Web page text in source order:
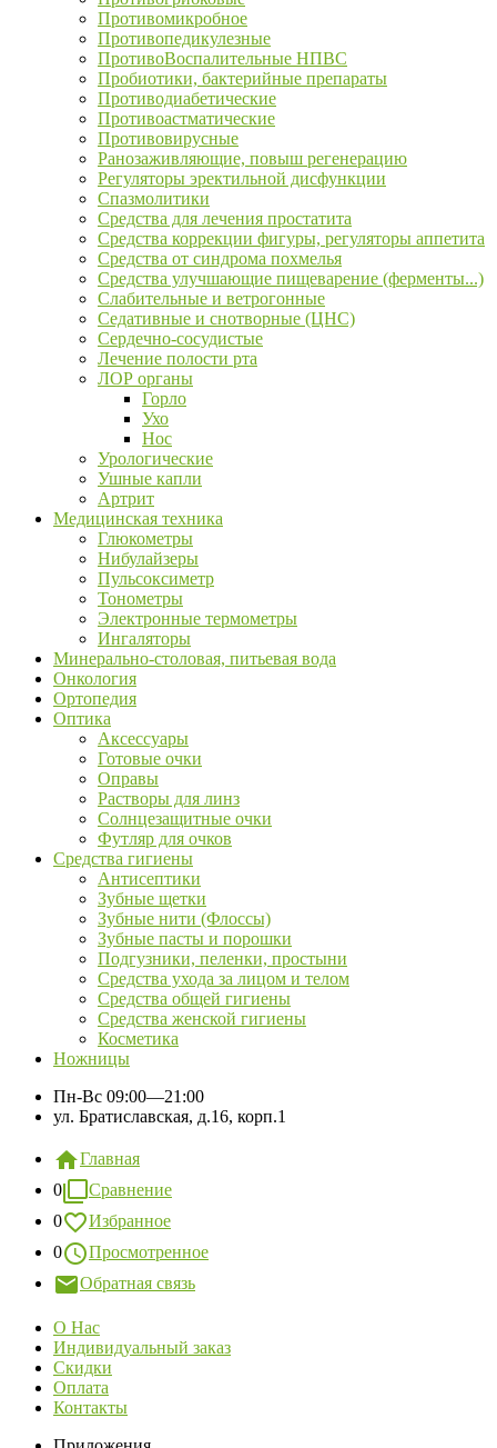
Противомикробное
Противопедикулезные
ПротивоВоспалительные НПВС
Пробиотики, бактерийные препараты
Противодиабетические
Противоастматические
Противовирусные
Ранозаживляющие, повыш регенерацию
Регуляторы эректильной дисфункции
Спазмолитики
Средства для лечения простатита
Средства коррекции фигуры, регуляторы аппетита
Средства от синдрома похмелья
Средства улучшающие пищеварение (ферменты...)
Слабительные и ветрогонные
Седативные и снотворные (ЦНС)
Сердечно-сосудистые
Лечение полости рта
ЛОР органы
Горло
Ухо
Нос
Урологические
Ушные капли
Артрит
Медицинская техника
Глюкометры
Нибулайзеры
Пульсоксиметр
Тонометры
Электронные термометры
Ингаляторы
Минерально-столовая, питьевая вода
Онкология
Ортопедия
Оптика
Аксессуары
Готовые очки
Оправы
Растворы для линз
Солнцезащитные очки
Футляр для очков
Средства гигиены
Антисептики
Зубные щетки
Зубные нити (Флоссы)
Зубные пасты и порошки
Подгузники, пеленки, простыни
Средства ухода за лицом и телом
Средства общей гигиены
Средства женской гигиены
Косметика
Ножницы
Пн-Вс 09:00—21:00
ул. Братиславская, д.16, корп.1
Главная
0
Сравнение
0
Избранное
0
Просмотренное
Обратная связь
О Нас
Индивидуальный заказ
Скидки
Оплата
Контакты